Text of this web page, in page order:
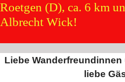
Roetgen (D), ca. 6 km
Albrecht Wick!
Liebe
liebe